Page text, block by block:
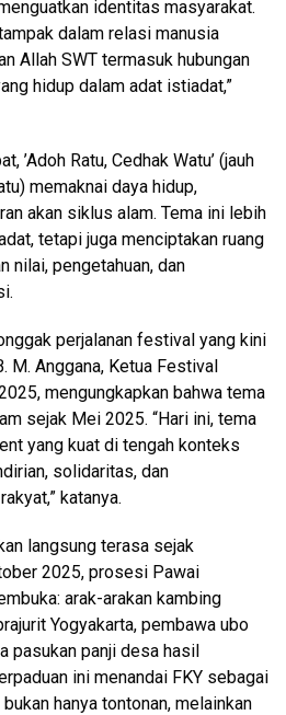
identitas masyarakat.
dalam relasi manusia
Allah SWT termasuk hubungan
hidup dalam adat istiadat,”
’Adoh Ratu, Cedhak Watu’ (jauh
memaknai daya hidup,
akan siklus alam. Tema ini lebih
tetapi juga menciptakan ruang
nilai, pengetahuan, dan
perjalanan festival yang kini
M. Anggana, Ketua Festival
mengungkapkan bahwa tema
sejak Mei 2025. “Hari ini, tema
yang kuat di tengah konteks
solidaritas, dan
katanya.
langsung terasa sejak
2025, prosesi Pawai
arak-arakan kambing
Yogyakarta, pembawa ubo
pasukan panji desa hasil
ini menandai FKY sebagai
hanya tontonan, melainkan